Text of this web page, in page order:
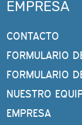
EMPRESA
CONTACTO
FORMULARIO
FORMULARIO
NUESTRO
EMPRESA